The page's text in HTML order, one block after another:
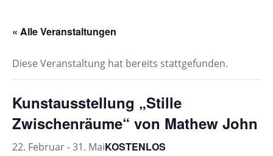
« Alle Veranstaltungen
Diese Veranstaltung hat bereits stattgefunden.
Kunstausstellung „Stille
Zwischenräume“ von Mathew John
22. Februar-31. MaiKOSTENLOS